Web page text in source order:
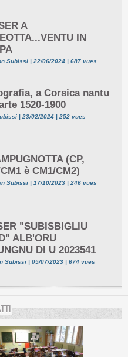
A
IN
Subissi | 22/06/2024 | 687 vues
a Corsica nantu
1520-1900
| 23/02/2024 | 252 vues
(CP,
è CM1/CM2)
Subissi | 17/10/2023 | 246 vues
"SUBISBIGLIU
ALB'ORU
DI U 2023541
Subissi | 05/07/2023 | 674 vues